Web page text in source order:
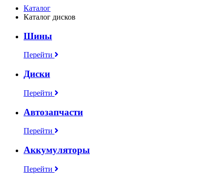
Каталог
Каталог дисков
Шины
Перейти
Диски
Перейти
Автозапчасти
Перейти
Аккумуляторы
Перейти